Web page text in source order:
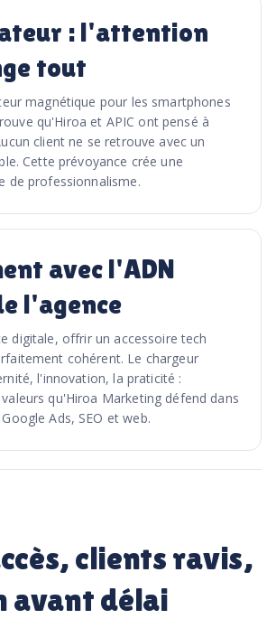
: l'attention
tout
magnétique pour les smartphones
qu'Hiroa et APIC ont pensé à
client ne se retrouve avec un
Cette prévoyance crée une
de professionnalisme.
avec l'ADN
l'agence
digitale, offrir un accessoire tech
cohérent. Le chargeur
l'innovation, la praticité :
qu'Hiroa Marketing défend dans
Ads, SEO et web.
clients ravis,
avant délai